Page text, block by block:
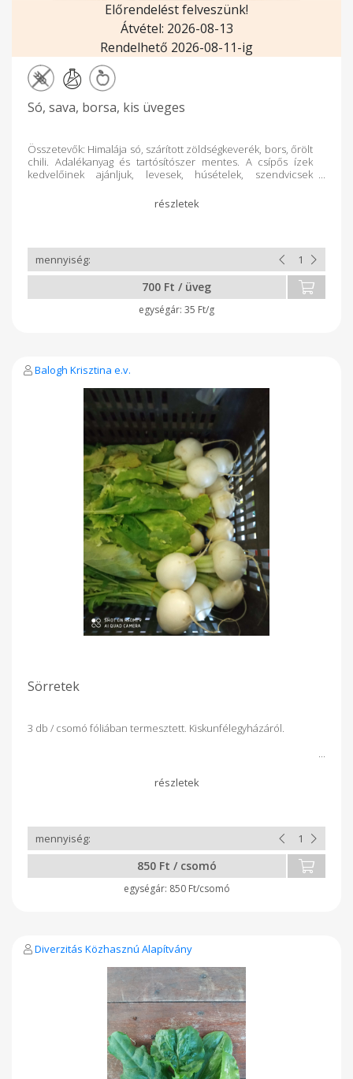
Előrendelést felveszünk!
Átvétel: 2026-08-13
Rendelhető 2026-08-11-ig
Só, sava, borsa, kis üveges
Összetevők: Himalája só, szárított zöldségkeverék, bors, őrölt
chili. Adalékanyag és tartósítószer mentes. A csípős ízek
kedvelőinek ajánljuk, levesek, húsételek, szendvicsek
700 Ft / üveg
35 Ft/g
Balogh Krisztina e.v.
Sörretek
3 db / csomó fóliában termesztett. Kiskunfélegyházáról.
850 Ft / csomó
850 Ft/csomó
Diverzitás Közhasznú Alapítvány